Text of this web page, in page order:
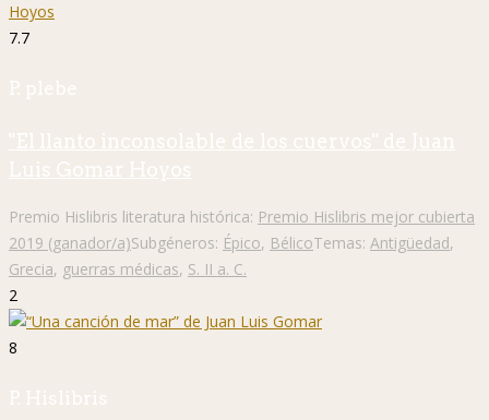
7.7
P. plebe
"El llanto inconsolable de los cuervos" de Juan
Luis Gomar Hoyos
Premio Hislibris literatura histórica: Premio Hislibris mejor cubierta
2019 (ganador/a)Subgéneros: Épico, BélicoTemas: Antigüedad,
Grecia, guerras médicas, S. II a. C.
2
8
P. Hislibris